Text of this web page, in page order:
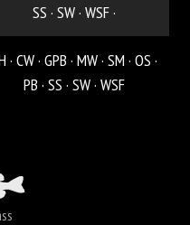
SS · SW · WSF ·
· CW · GPB · MW · SM · OS ·
PB · SS · SW · WSF